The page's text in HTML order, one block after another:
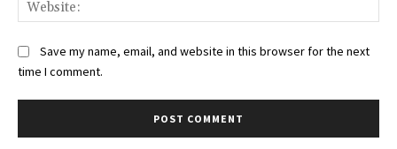
Save my name, email, and website in this browser for the next
time I comment.